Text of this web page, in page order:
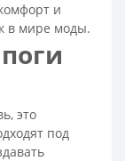
замшевые
и
в мире моды.
это
под